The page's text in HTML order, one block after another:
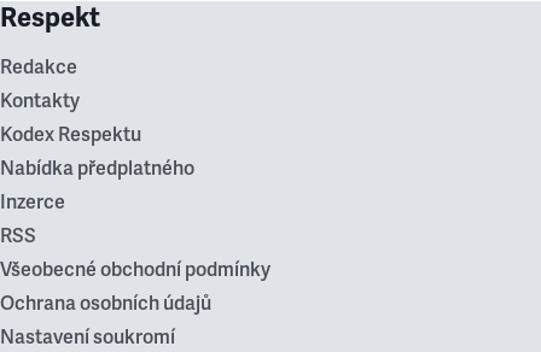
Respekt
Redakce
Kontakty
Kodex Respektu
Nabídka předplatného
Inzerce
RSS
Všeobecné obchodní podmínky
Ochrana osobních údajů
Nastavení soukromí